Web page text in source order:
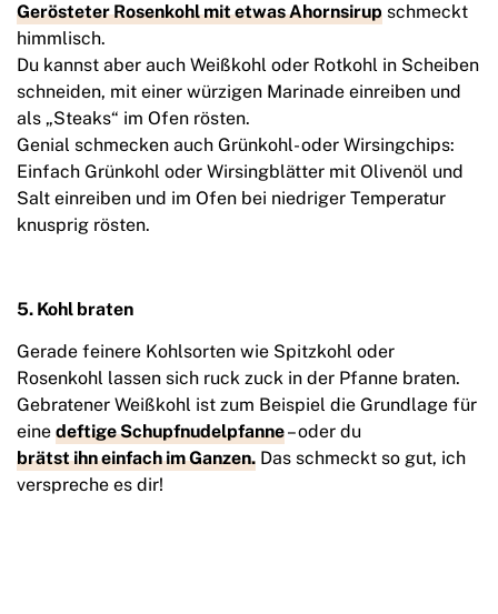
Gerösteter Rosenkohl mit etwas Ahornsirup schmeckt
himmlisch.
Du kannst aber auch Weißkohl oder Rotkohl in Scheiben
schneiden, mit einer würzigen Marinade einreiben und
als „Steaks“ im Ofen rösten.
Genial schmecken auch Grünkohl- oder Wirsingchips:
Einfach Grünkohl oder Wirsingblätter mit Olivenöl und
Salt einreiben und im Ofen bei niedriger Temperatur
knusprig rösten.
5. Kohl braten
Gerade feinere Kohlsorten wie Spitzkohl oder
Rosenkohl lassen sich ruck zuck in der Pfanne braten.
Gebratener Weißkohl ist zum Beispiel die Grundlage für
eine deftige Schupfnudelpfanne– oder du
brätst ihn einfach im Ganzen. Das schmeckt so gut, ich
verspreche es dir!